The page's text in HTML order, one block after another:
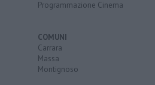
Programmazione Cinema
COMUNI
Carrara
Massa
Montignoso